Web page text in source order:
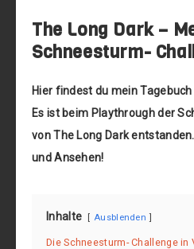
The Long Dark –
Schneesturm-
Hier findest du mein
Es ist beim Playthrough der
von The Long Dark
und Ansehen!
Inhalte Ausblenden
Die Schneesturm- Challenge in